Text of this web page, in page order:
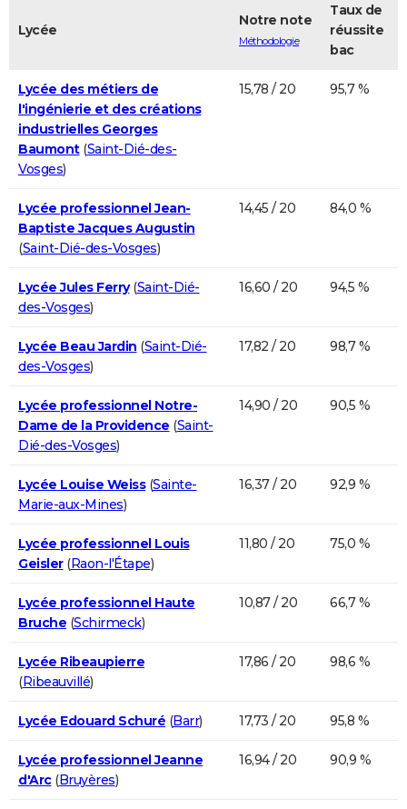
Lycée
Notre note
Méthodologie
Taux de
réussite
bac
Lycée des métiers de
l'ingénierie et des créations
industrielles Georges
Baumont(Saint-Dié-des-
Vosges)
15,78 / 20 95,7 %
Lycée professionnel Jean-
Baptiste Jacques Augustin
(Saint-Dié-des-Vosges)
14,45 / 20 84,0 %
Lycée Jules Ferry(Saint-Dié-
des-Vosges)
16,60 / 20 94,5 %
Lycée Beau Jardin (Saint-Dié-
des-Vosges)
17,82 / 20 98,7 %
Lycée professionnel Notre-
Dame de la Providence (Saint-
Dié-des-Vosges)
14,90 / 20 90,5 %
Lycée Louise Weiss(Sainte-
Marie-aux-Mines)
16,37 / 20 92,9 %
Lycée professionnel Louis
Geisler(Raon-l'Étape)
11,80 / 20 75,0 %
Lycée professionnel Haute
Bruche (Schirmeck)
10,87 / 20 66,7 %
Lycée Ribeaupierre
(Ribeauvillé)
17,86 / 20 98,6 %
Lycée Edouard Schuré (Barr) 17,73 / 20 95,8 %
Lycée professionnel Jeanne
d'Arc(Bruyères)
16,94 / 20 90,9 %